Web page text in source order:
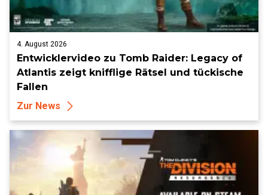
4. August 2026
Entwicklervideo zu Tomb Raider: Legacy of
Atlantis zeigt knifflige Rätsel und tückische
Fallen
Zur News